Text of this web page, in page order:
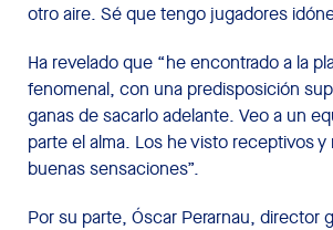
otro aire. Sé que tengo jugadores
Ha revelado que “he encontrado a la
fenomenal, con una predisposición
ganas de sacarlo adelante. Veo a un
parte el alma. Los he visto receptivos y
buenas sensaciones”.
Por su parte, Óscar Perarnau, director